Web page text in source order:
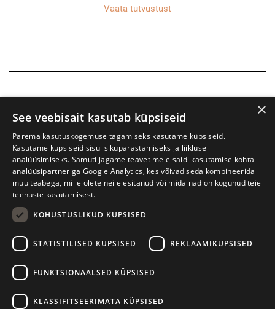
Vaata tutvustust
Prima Vista kirjandusfestival
+372 56906836
×
See veebisait kasutab küpsiseid
Parema kasutuskogemuse tagamiseks kasutame küpsiseid.
Kasutame küpsiseid sisu isikupärastamiseks ja liikluse
analüüsimiseks. Samuti jagame teavet meie saidi kasutamise kohta
analüüsipartneriga Google Analytics, kes võivad seda kombineerida
muu teabega, mille olete neile esitanud või mida nad on kogunud teie
teenuste kasutamisest.
KOHUSTUSLIKUD KÜPSISED
STATISTILISED KÜPSISED REKLAAMIKÜPSISED
FUNKTSIONAALSED KÜPSISED
KLASSIFITSEERIMATA KÜPSISED